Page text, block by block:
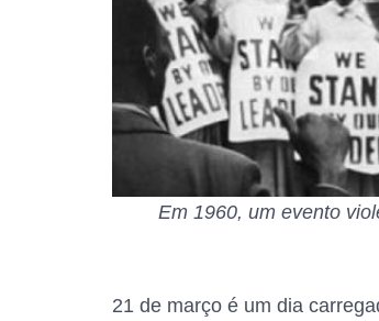
Em 1960, um evento
21 de março é um dia